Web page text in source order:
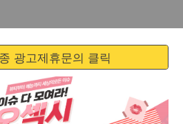
광고제휴문의 클릭